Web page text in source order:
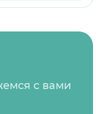
с вами